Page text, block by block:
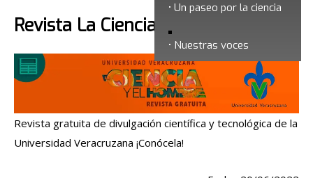
Un paseo por la ciencia
Nuestras voces
Revista La Ciencia y el Hombre
Revista gratuita de divulgación científica y tecnológica de la
Universidad Veracruzana ¡Conócela!